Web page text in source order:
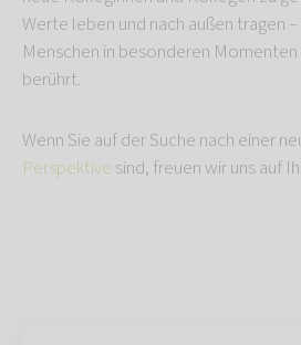
Werte leben und nach außen tragen
Menschen in besonderen
berührt.
Wenn Sie auf der Suche nach einer
Perspektive sind, freuen wir uns auf